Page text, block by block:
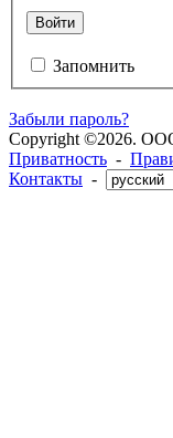
Войти
Запомнить
Забыли пароль?
Copyright ©2026.
Приватность -
Контакты -